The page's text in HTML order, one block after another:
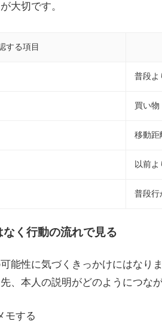
大切です。
する項目
普段よ
買い物
移動距
以前
普段行
く行動の流れで見る
能性に気づくきっかけにはなり
、本人の説明がどのようにつな
モする